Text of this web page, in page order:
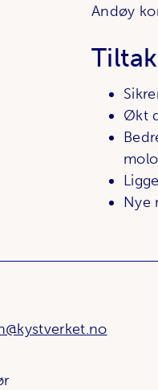
Andøy
Økt
Nye